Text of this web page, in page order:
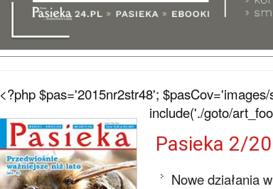
<?php $pas='2015nr2str48';
include('./goto/
Pasieka 2/
Nowe działania